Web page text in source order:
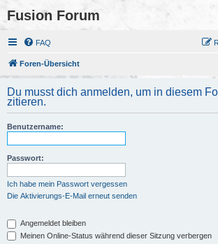
Fusion Forum
FAQ
Foren-Übersicht
Du musst dich anmelden, um in diesem
zitieren.
Benutzername:
Passwort:
Ich habe mein Passwort vergessen
Die Aktivierungs-E-Mail erneut senden
Angemeldet bleiben
Meinen Online-Status während dieser Sitzung verbergen